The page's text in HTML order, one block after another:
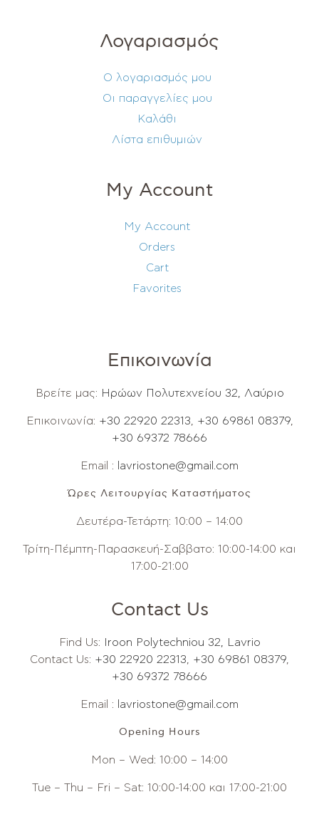
Λογαριασμός
Ο λογαριασμός μου
Οι παραγγελίες μου
Καλάθι
Λίστα επιθυμιών
My Account
My Account
Orders
Cart
Favorites
Επικοινωνία
Βρείτε μας: Ηρώων Πολυτεχνείου 32, Λαύριο
Επικοινωνία: +30 22920 22313 +30 69861 08379,
+30 69372 78666
Email : lavriostone@gmail.com
Ώρες Λειτουργίας Καταστήματος
Δευτέρα-Τετάρτη: 10:00 – 14:00
Τρίτη-Πέμπτη-Παρασκευή-Σαββατο: 10:00-14:00 και
17:00-21:00
Contact Us
Find Us: Iroon Polytechniou 32, Lavrio
Contact Us: +30 22920 22313 +30 69861 08379
+30 69372 78666
Email : lavriostone@gmail.com
Opening Hours
Mon – Wed: 10:00 – 14:00
Tue – Thu – Fri – Sat: 10:00-14:00 και 17:00-21:00